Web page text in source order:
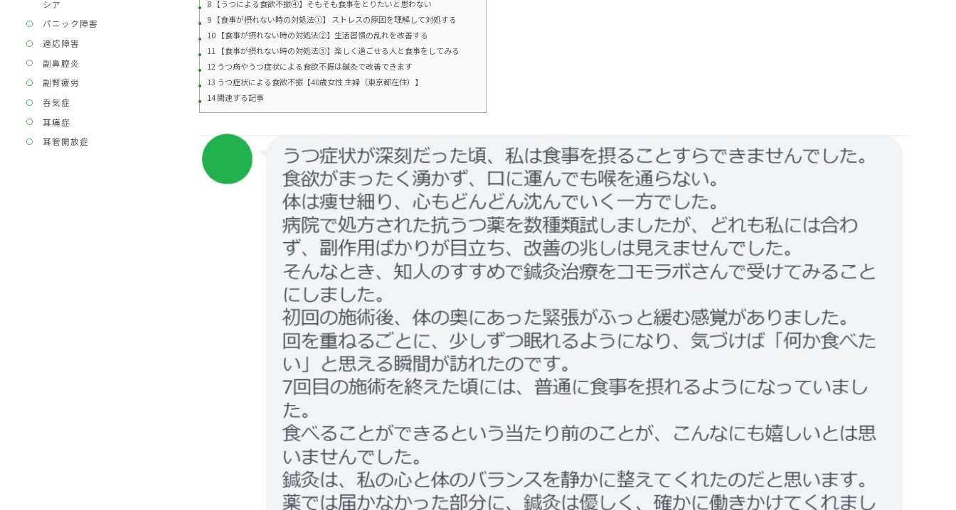
シア
パニック障害
適応障害
副鼻腔炎
副腎疲労
呑気症
耳痛症
耳管開放症
8 【うつによる食欲不振④】そもそも食事をとりたいと思わない
9 【食事が摂れない時の対処法①】 ストレスの原因を理解して対処する
10 【食事が摂れない時の対処法②】生活習慣の乱れを改善する
11 【食事が摂れない時の対処法③】楽しく過ごせる人と食事をしてみる
12 うつ病やうつ症状による食欲不振は鍼灸で改善できます
13 うつ症状による食欲不振【40歳女性 主婦（東京都在住）】
14 関連する記事